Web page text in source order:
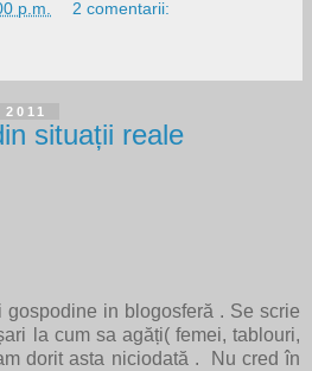
p.m. 2 comentarii:
situații reale
in blogosferă . Se scrie
la cum sa agăți( femei, tablouri,
dorit asta niciodată . Nu cred în